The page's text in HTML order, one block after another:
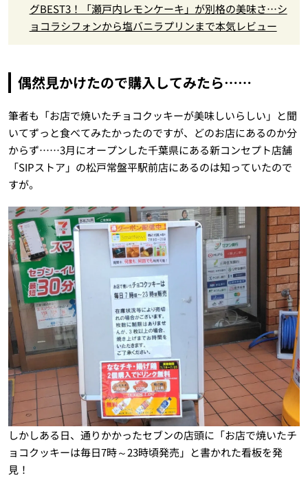
グBEST3！「瀬戸内レモンケーキ」が別格の美味さ…シ
ョコラシフォンから塩バニラプリンまで本気レビュー
偶然見かけたので購入してみたら……
筆者も「お店で焼いたチョコクッキーが美味しいらしい」と聞
いてずっと食べてみたかったのですが、どのお店にあるのか分
からず……3月にオープンした千葉県にある新コンセプト店舗
「SIPストア」の松戸常盤平駅前店にあるのは知っていたので
すが。
しかしある日、通りかかったセブンの店頭に「お店で焼いたチ
ョコクッキーは毎日7時～23時頃発売」と書かれた看板を発
見！